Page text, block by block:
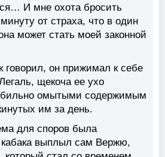
И мне охота бросить
от страха, что в один
может стать моей законной
говорил, он прижимал к себе
щекоча ее ухо
омытыми содержимым
им за день.
для споров была
кабака выплыл сам Вержю,